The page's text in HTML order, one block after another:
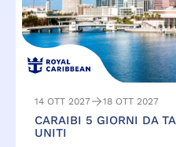
14 OTT 2027 18 OTT 2027
CARAIBI 5 GIORNI DA
UNITI